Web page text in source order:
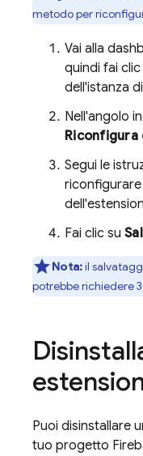
metodo per
Vai alla
quindi fai clic
dell'istanza
Nell'angolo
Riconfigura
Segui le
Fai clic su
Nota:il
potrebbe richiedere
Puoi disinstallare
tuo progetto